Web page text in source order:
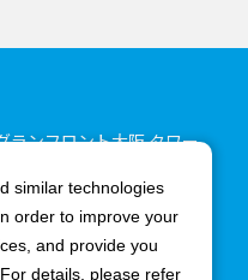
ランフロント大阪 タワー
8825
護方針
similar technologies
order to improve your
and provide you
details, please refer